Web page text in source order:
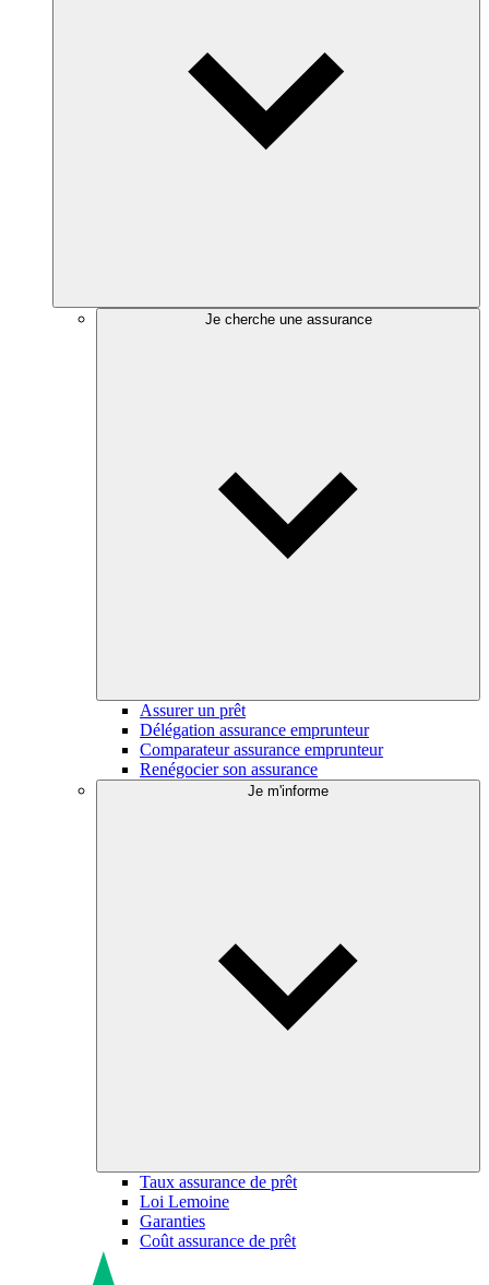
Je cherche une assurance
Assurer un prêt
Délégation assurance emprunteur
Comparateur assurance emprunteur
Renégocier son assurance
Je m'informe
Taux assurance de prêt
Loi Lemoine
Garanties
Coût assurance de prêt